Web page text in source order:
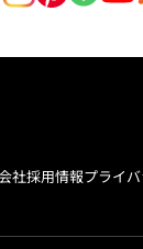
社採用情報プライ